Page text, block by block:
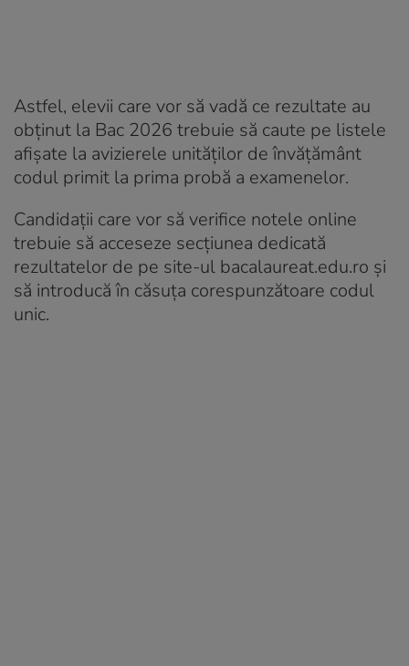
Astfel, elevii care vor să vadă ce rezultate au
obținut la Bac 2026 trebuie să caute pe listele
afișate la avizierele unităților de învățământ
codul primit la prima probă a examenelor.
Candidații care vor să verifice notele online
trebuie să acceseze secțiunea dedicată
rezultatelor de pe site-ul bacalaureat.edu.ro și
să introducă în căsuța corespunzătoare codul
unic.